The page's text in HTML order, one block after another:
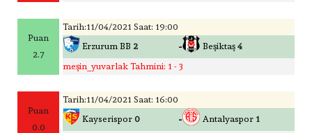
Puan
2.7
Tarih:11/04/2021 Saat: 19:00
Erzurum BB 2 - Beşiktaş 4
meşin_yuvarlak Tahmini: 1 - 3
Puan
0.0
Tarih:11/04/2021 Saat: 16:00
Kayserispor 0 - Antalyaspor 1